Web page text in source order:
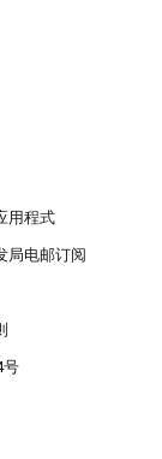
用程式
局电邮订阅
号